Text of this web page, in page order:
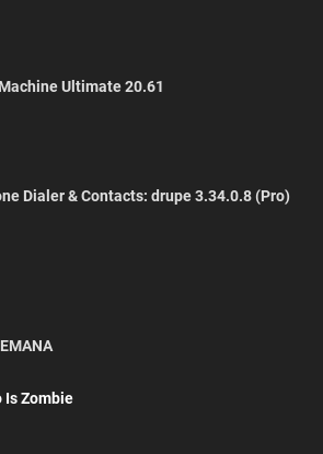
Ultimate 20.61
Dialer & Contacts: drupe 3.34.0.8 (Pro)
Is Zombie